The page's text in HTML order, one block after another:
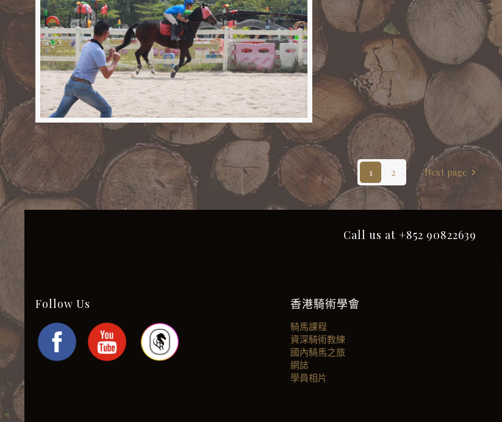
1 2 Next page
Call us at +852 90822639
Follow Us 香港騎術學會
騎馬課程
資深騎術教練
國內騎馬之旅
網誌
學員相片